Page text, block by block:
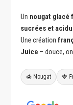
Un nougat glacé
sucrées et
Une création
Juice – douce,
🍯 Nougat 🍓